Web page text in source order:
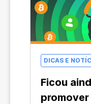
DICAS E
Ficou